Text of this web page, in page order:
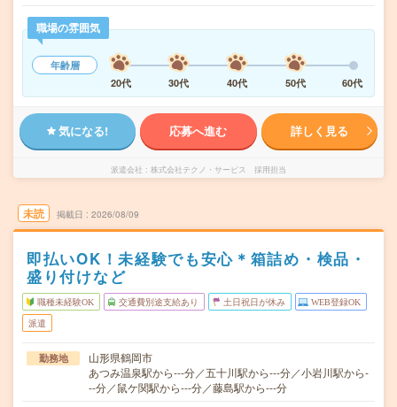
職場の雰囲気
年齢層
20代
30代 40代 50代 60代
気になる! 応募へ進む 詳しく見る
派遣会社 株式会社テクノ・サービス 採用担当
未読 掲載日 2026/08/09
即払いOK！未経験でも安心＊箱詰め・検品・
盛り付けなど
職種未経験OK 交通費別途支給あり 土日祝日が休み WEB登録OK
派遣
勤務地
山形県鶴岡市
あつみ温泉駅から---分／五十川駅から---分／小岩川駅から-
--分／鼠ケ関駅から---分／藤島駅から---分